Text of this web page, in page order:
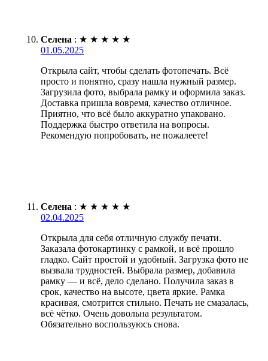
Селена : ★ ★ ★ ★ ★
01.05.2025
Открыла сайт, чтобы сделать фотопечать. Всё
просто и понятно, сразу нашла нужный размер.
Загрузила фото, выбрала рамку и оформила заказ.
Доставка пришла вовремя, качество отличное.
Приятно, что всё было аккуратно упаковано.
Поддержка быстро ответила на вопросы.
Рекомендую попробовать, не пожалеете!
Селена : ★ ★ ★ ★ ★
02.04.2025
Открыла для себя отличную службу печати.
Заказала фотокартинку с рамкой, и всё прошло
гладко. Сайт простой и удобный. Загрузка фото не
вызвала трудностей. Выбрала размер, добавила
рамку — и всё, дело сделано. Получила заказ в
срок, качество на высоте, цвета яркие. Рамка
красивая, смотрится стильно. Печать не смазалась,
всё чётко. Очень довольна результатом.
Обязательно воспользуюсь снова.